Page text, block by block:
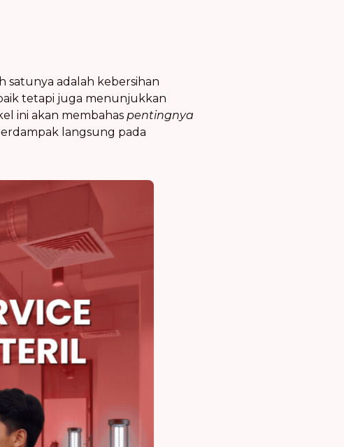
satunya adalah kebersihan
tetapi juga menunjukkan
ini akan membahas pentingnya
langsung pada